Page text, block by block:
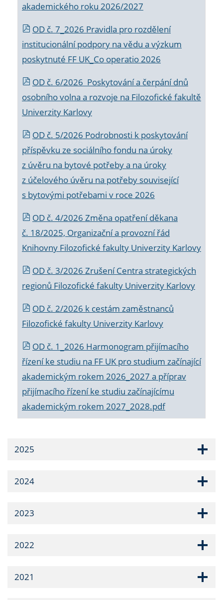
akademického roku 2026/2027
OD č. 7_2026 Pravidla pro rozdělení
institucionální podpory na vědu a výzkum
poskytnuté FF UK_Co operatio 2026
OD č. 6/2026 Poskytování a čerpání dnů
osobního volna a rozvoje na Filozofické fakultě
Univerzity Karlovy
OD č. 5/2026 Podrobnosti k poskytování
příspěvku ze sociálního fondu na úroky
z úvěru na bytové potřeby a na úroky
z účelového úvěru na potřeby související
s bytovými potřebami v roce 2026
OD č. 4/2026 Změna opatření děkana
č. 18/2025, Organizační a provozní řád
Knihovny Filozofické fakulty Univerzity Karlovy
OD č. 3/2026 Zrušení Centra strategických
regionů Filozofické fakulty Univerzity Karlovy
OD č. 2/2026 k cestám zaměstnanců
Filozofické fakulty Univerzity Karlovy
OD č. 1_2026 Harmonogram přijímacího
řízení ke studiu na FF UK pro studium začínající
akademickým rokem 2026_2027 a příprav
přijímacího řízení ke studiu začínajícímu
akademickým rokem 2027_2028.pdf
2025
2024
2023
2022
2021